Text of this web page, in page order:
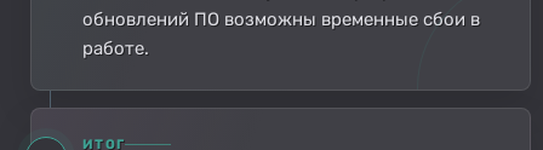
обновлений ПО возможны временные сбои в
работе.
ИТОГ